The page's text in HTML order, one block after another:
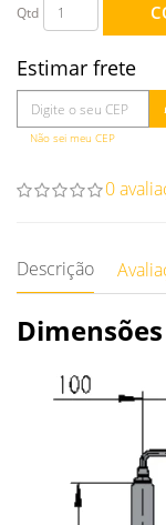
Qtd
Estimar frete
Não sei meu CEP
0
Descrição
Dimensões